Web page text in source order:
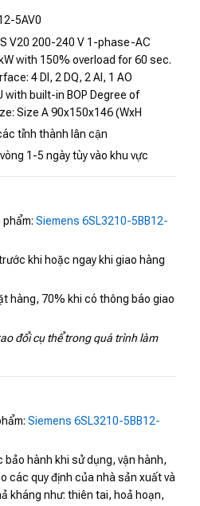
5AV0
V20 200-240 V 1-phase-AC
with 150% overload for 60 sec.
4 DI, 2 DQ, 2 AI, 1 AO
with built-in BOP Degree of
Size A 90x150x146 (WxH
tỉnh thành lân cận
1-5 ngày tùy vào khu vực
Siemens 6SL3210-5BB12-
khi hoặc ngay khi giao hàng
hàng, 70% khi có thông báo giao
đổi cụ thể trong quá trình làm
Siemens 6SL3210-5BB12-
hành khi sử dụng, vận hành,
các quy định của nhà sản xuất và
kháng như: thiên tai, hoả hoạn,